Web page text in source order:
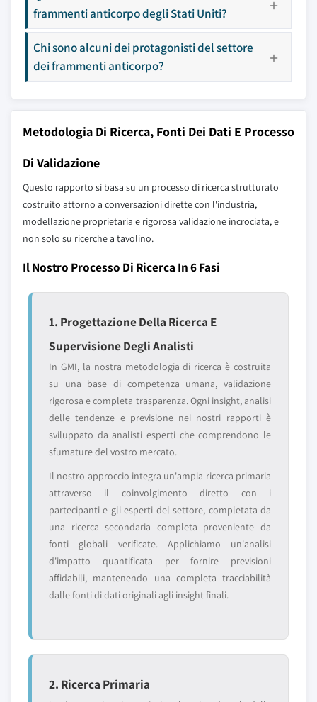
frammenti anticorpo degli Stati Uniti?
Chi sono alcuni dei protagonisti del settore
dei frammenti anticorpo?
Metodologia Di Ricerca, Fonti Dei Dati E Processo
Di Validazione
Questo rapporto si basa su un processo di ricerca strutturato
costruito attorno a conversazioni dirette con l'industria,
modellazione proprietaria e rigorosa validazione incrociata, e
non solo su ricerche a tavolino.
Il Nostro Processo Di Ricerca In 6 Fasi
1. Progettazione Della Ricerca E
Supervisione Degli Analisti
In GMI, la nostra metodologia di ricerca è costruita
su una base di competenza umana, validazione
rigorosa e completa trasparenza. Ogni insight, analisi
delle tendenze e previsione nei nostri rapporti è
sviluppato da analisti esperti che comprendono le
sfumature del vostro mercato.
Il nostro approccio integra un'ampia ricerca primaria
attraverso il coinvolgimento diretto con i
partecipanti e gli esperti del settore, completata da
una ricerca secondaria completa proveniente da
fonti globali verificate. Applichiamo un'analisi
d'impatto quantificata per fornire previsioni
affidabili, mantenendo una completa tracciabilità
dalle fonti di dati originali agli insight finali.
2. Ricerca Primaria